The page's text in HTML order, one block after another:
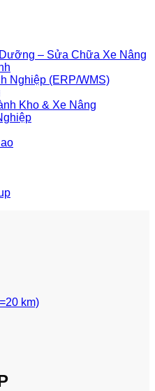
– Sửa Chữa Xe Nâng
Nghiệp (ERP/WMS)
Kho & Xe Nâng
km)